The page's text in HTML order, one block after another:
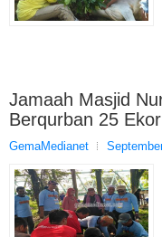
Jamaah Masjid
Berqurban 25
GemaMedianet